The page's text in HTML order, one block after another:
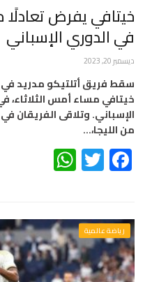
خيتافي يفرض تعادلًا
في الدوري الإسباني
ديسمبر 20, 2023
سقط فريق أتلتيكو مدريد
خيتافي مساء أمس الثلاثاء،
الإسباني. وتلاقى الفريقان
من الليجا،…
Facebook
Twitter
رياضة عالمية